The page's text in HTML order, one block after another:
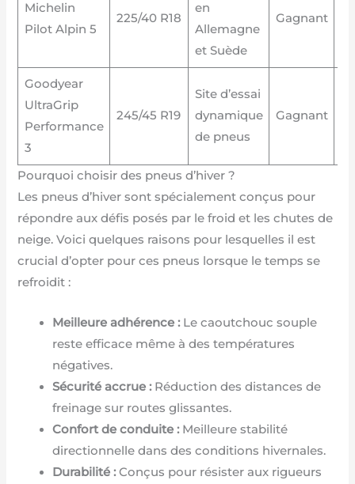
Michelin
Pilot Alpin 5
225/40 R18
en
Allemagne
et Suède
Gagnant
Goodyear
UltraGrip
Performance
3
245/45 R19
Site d’essai
dynamique
de pneus
Gagnant
Pourquoi choisir des pneus d’hiver ?
Les pneus d’hiver sont spécialement conçus pour
répondre aux défis posés par le froid et les chutes de
neige. Voici quelques raisons pour lesquelles il est
crucial d’opter pour ces pneus lorsque le temps se
refroidit :
Meilleure adhérence :Le caoutchouc souple
reste efficace même à des températures
négatives.
Sécurité accrue :Réduction des distances de
freinage sur routes glissantes.
Confort de conduite :Meilleure stabilité
directionnelle dans des conditions hivernales.
Durabilité :Conçus pour résister aux rigueurs